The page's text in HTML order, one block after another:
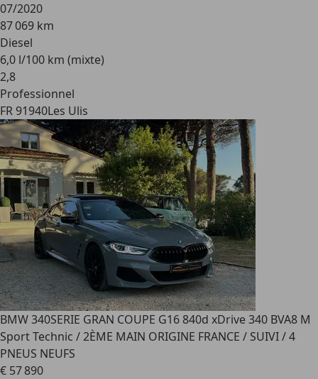
07/2020
87 069 km
Diesel
6,0 l/100 km (mixte)
2,8
Professionnel
FR 91940Les Ulis
BMW 340SERIE GRAN COUPE G16 840d xDrive 340 BVA8 M
Sport Technic / 2ÈME MAIN ORIGINE FRANCE / SUIVI / 4
PNEUS NEUFS
€ 57 890